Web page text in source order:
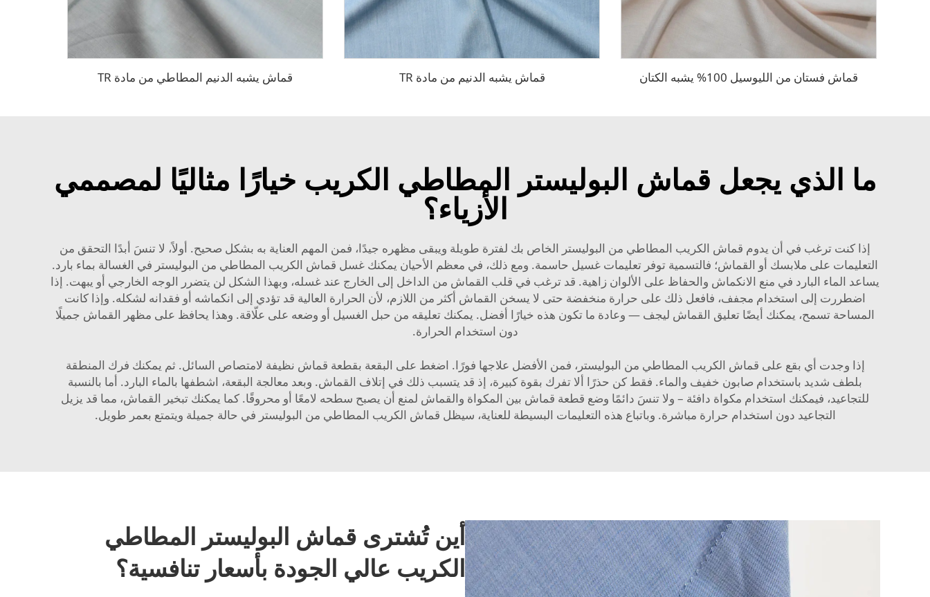
قماش فستان من الليوسيل 100% يشبه الكتان قماش يشبه الدنيم من مادة TR قماش يشبه الدنيم المطاطي من مادة TR
ما الذي يجعل قماش البوليستر المطاطي الكريب خيارًا مثاليًا لمصممي
الأزياء؟
إذا كنت ترغب في أن يدوم قماش الكريب المطاطي من البوليستر الخاص بك لفترة طويلة ويبقى مظهره جيدًا، فمن المهم العناية به بشكل صحيح. أولاً، لا تنسَ أبدًا التحقق من
التعليمات على ملابسك أو القماش؛ فالتسمية توفر تعليمات غسيل حاسمة. ومع ذلك، في معظم الأحيان يمكنك غسل قماش الكريب المطاطي من البوليستر في الغسالة بماء بارد.
يساعد الماء البارد في منع الانكماش والحفاظ على الألوان زاهية. قد ترغب في قلب القماش من الداخل إلى الخارج عند غسله، وبهذا الشكل لن يتضرر الوجه الخارجي أو يبهت. إذا
اضطررت إلى استخدام مجفف، فافعل ذلك على حرارة منخفضة حتى لا يسخن القماش أكثر من اللازم، لأن الحرارة العالية قد تؤدي إلى انكماشه أو فقدانه لشكله. وإذا كانت
المساحة تسمح، يمكنك أيضًا تعليق القماش ليجف — وعادة ما تكون هذه خيارًا أفضل. يمكنك تعليقه من حبل الغسيل أو وضعه على علّاقة. وهذا يحافظ على مظهر القماش جميلًا
دون استخدام الحرارة.
إذا وجدت أي بقع على قماش الكريب المطاطي من البوليستر، فمن الأفضل علاجها فورًا. اضغط على البقعة بقطعة قماش نظيفة لامتصاص السائل. ثم يمكنك فرك المنطقة
بلطف شديد باستخدام صابون خفيف والماء. فقط كن حذرًا ألا تفرك بقوة كبيرة، إذ قد يتسبب ذلك في إتلاف القماش. وبعد معالجة البقعة، اشطفها بالماء البارد. أما بالنسبة
للتجاعيد، فيمكنك استخدام مكواة دافئة – ولا تنسَ دائمًا وضع قطعة قماش بين المكواة والقماش لمنع أن يصبح سطحه لامعًا أو محروقًا. كما يمكنك تبخير القماش، مما قد يزيل
التجاعيد دون استخدام حرارة مباشرة. وباتباع هذه التعليمات البسيطة للعناية، سيظل قماش الكريب المطاطي من البوليستر في حالة جميلة ويتمتع بعمر طويل.
أين تُشترى قماش البوليستر المطاطي
الكريب عالي الجودة بأسعار تنافسية؟